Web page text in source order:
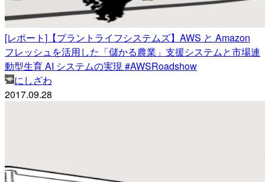
[レポート]【プラントライフシステムズ】AWS と Amazon
フレッシュを活用した「儲かる農業」支援システムと市場連
動型生育 AI システムの実現 #AWSRoadshow
にしざわ
2017.09.28